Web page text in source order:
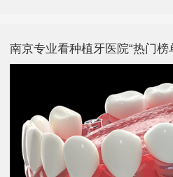
南京专业看种植牙医院“热门榜